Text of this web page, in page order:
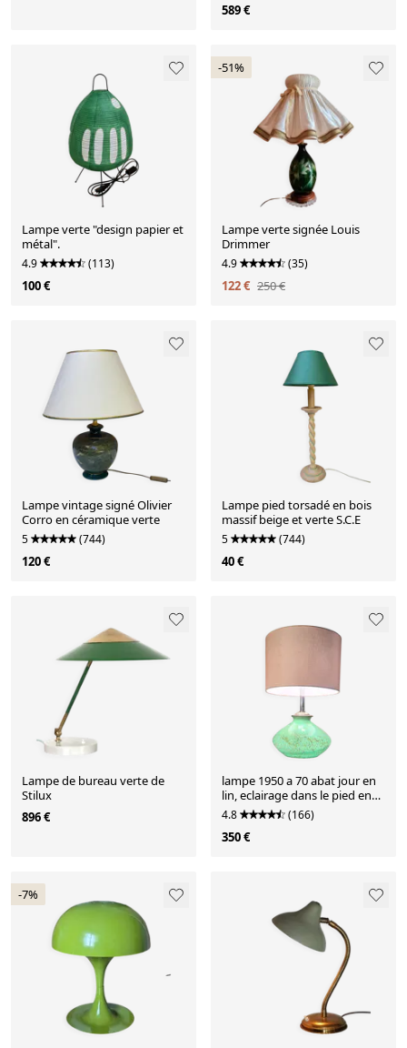
589 €
Lampe verte "design papier et
métal".
4.9 (113)
100 €
-51%
Lampe verte signée Louis
Drimmer
4.9 (35)
122 € 250 €
Lampe vintage signé Olivier
Corro en céramique verte
5 (744)
120 €
Lampe pied torsadé en bois
massif beige et verte S.C.E
5 (744)
40 €
Lampe de bureau verte de
Stilux
896 €
lampe 1950 a 70 abat jour en
lin, eclairage dans le pied en
verre verte ,pl
4.8 (166)
350 €
-7%